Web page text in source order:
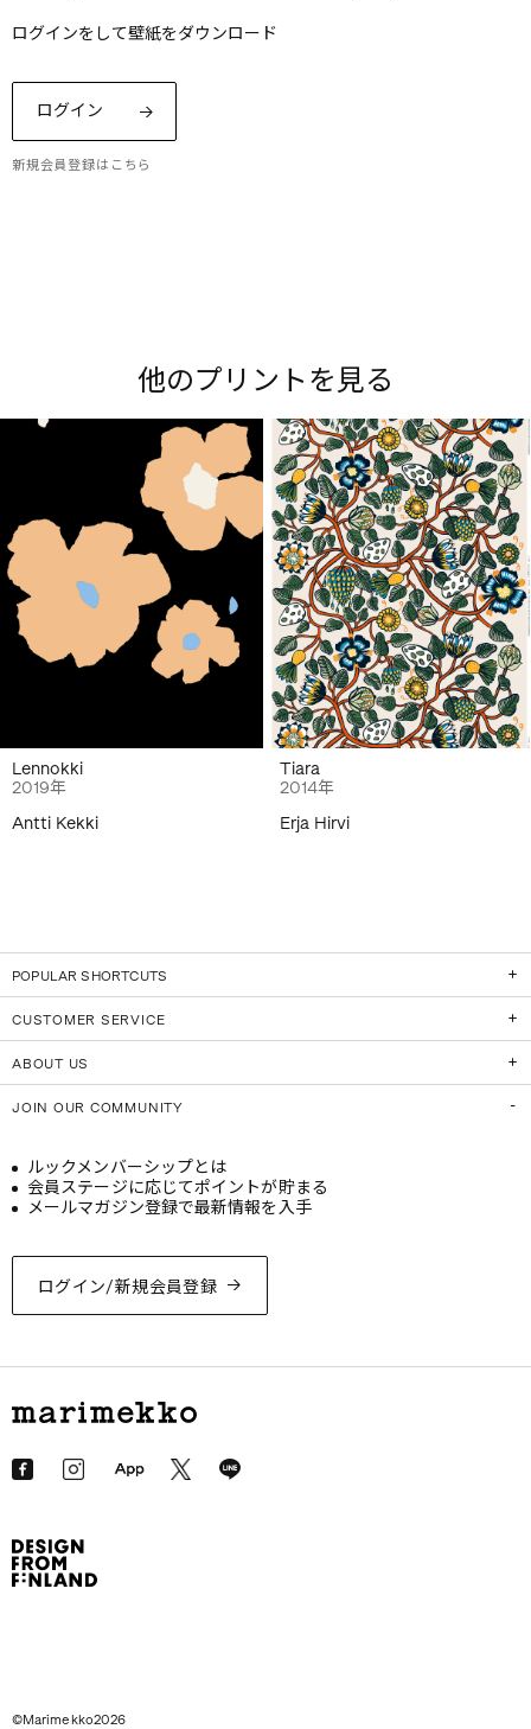
ログインをして壁紙をダウンロード
ログイン
新規会員登録はこちら
つわるストーリーをお楽しみください。
Explore all prints
他のプリントを見る
Lennokki
2019年
Antti Kekki
Tiara
2014年
Erja Hirvi
POPULAR SHORTCUTS
CUSTOMER SERVICE
ABOUT US
JOIN OUR COMMUNITY
ログイン/新規会員登録
ルックメンバーシップとは
会員ステージに応じてポイントが貯まる
メールマガジン登録で最新情報を入手
©Marimekko2026